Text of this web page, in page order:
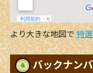
より大きな地図で特
バックナン